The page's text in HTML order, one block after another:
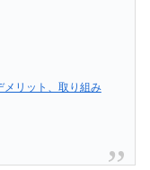
メリット、取り組み